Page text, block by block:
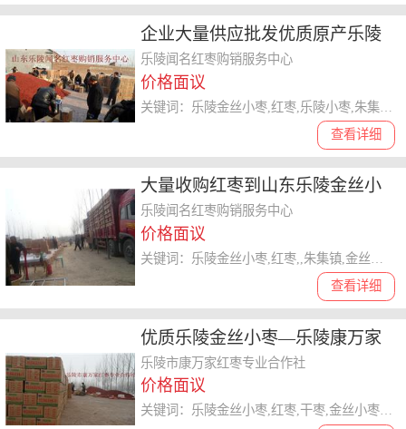
企业大量供应批发优质原产乐陵
金丝小枣
乐陵闻名红枣购销服务中心
价格面议
查看详细
大量收购红枣到山东乐陵金丝小
枣产地来
乐陵闻名红枣购销服务中心
价格面议
查看详细
关键词：乐陵金丝小枣,红枣,,朱集镇,金丝小枣,金丝小枣产地,金丝小枣主产区,收购红枣,山东大枣,元红枣,长红枣,新疆大枣,无核金丝小枣
优质乐陵金丝小枣—乐陵康万家
红枣基地直供大量批发
乐陵市康万家红枣专业合作社
价格面议
关键词：乐陵金丝小枣,红枣,干枣,金丝小枣,乐陵小枣,红枣基地